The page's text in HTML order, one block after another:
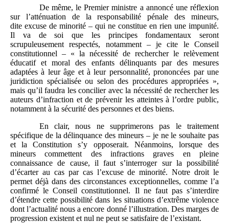
De même, le Premier ministre a annoncé une réflexion
sur l’atténuation de la responsabilité pénale des mineurs,
dite excuse de minorité – qui ne constitue en rien une impunité.
Il va de soi que les principes fondamentaux seront
scrupuleusement respectés, notamment – je cite le Conseil
constitutionnel – « la nécessité de rechercher le relèvement
éducatif et moral des enfants délinquants par des mesures
adaptées à leur âge et à leur personnalité, prononcées par une
juridiction spécialisée ou selon des procédures appropriées »,
mais qu’il faudra les concilier avec la nécessité de rechercher les
auteurs d’infraction et de prévenir les atteintes à l’ordre public,
notamment à la sécurité des personnes et des biens.
En clair, nous ne supprimerons pas le traitement
spécifique de la délinquance des mineurs – je ne le souhaite pas
et la Constitution s’y opposerait. Néanmoins, lorsque des
mineurs commettent des infractions graves en pleine
connaissance de cause, il faut s’interroger sur la possibilité
d’écarter au cas par cas l’excuse de minorité. Notre droit le
permet déjà dans des circonstances exceptionnelles, comme l’a
confirmé le Conseil constitutionnel. Il ne faut pas s’interdire
d’étendre cette possibilité dans les situations d’extrême violence
dont l’actualité nous a encore donné l’illustration. Des marges de
progression existent et nul ne peut se satisfaire de l’existant.